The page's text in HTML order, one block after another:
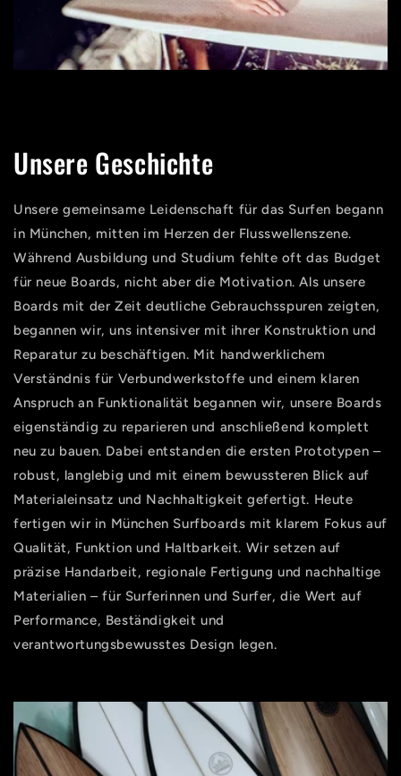
Unsere Geschichte
Unsere gemeinsame Leidenschaft für das Surfen begann
in München, mitten im Herzen der Flusswellenszene.
Während Ausbildung und Studium fehlte oft das Budget
für neue Boards, nicht aber die Motivation. Als unsere
Boards mit der Zeit deutliche Gebrauchsspuren zeigten,
begannen wir, uns intensiver mit ihrer Konstruktion und
Reparatur zu beschäftigen. Mit handwerklichem
Verständnis für Verbundwerkstoffe und einem klaren
Anspruch an Funktionalität begannen wir, unsere Boards
eigenständig zu reparieren und anschließend komplett
neu zu bauen. Dabei entstanden die ersten Prototypen –
robust, langlebig und mit einem bewussteren Blick auf
Materialeinsatz und Nachhaltigkeit gefertigt. Heute
fertigen wir in München Surfboards mit klarem Fokus auf
Qualität, Funktion und Haltbarkeit. Wir setzen auf
präzise Handarbeit, regionale Fertigung und nachhaltige
Materialien – für Surferinnen und Surfer, die Wert auf
Performance, Beständigkeit und
verantwortungsbewusstes Design legen.